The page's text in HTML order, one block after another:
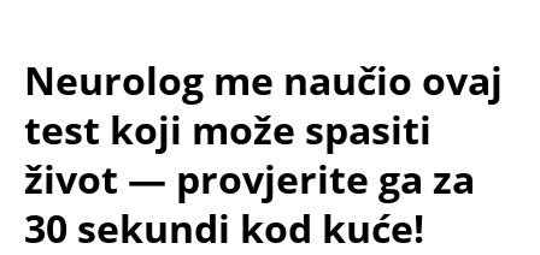
Neurolog me naučio ovaj
test koji može spasiti
život — provjerite ga za
30 sekundi kod kuće!